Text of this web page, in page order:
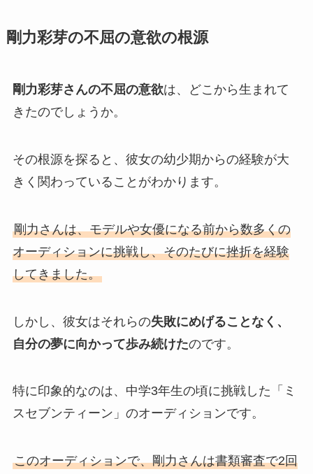
剛力彩芽の不屈の意欲の根源
剛力彩芽さんの不屈の意欲は、どこから生まれて
きたのでしょうか。
その根源を探ると、彼女の幼少期からの経験が大
きく関わっていることがわかります。
剛力さんは、モデルや女優になる前から数多くの
オーディションに挑戦し、そのたびに挫折を経験
してきました。
しかし、彼女はそれらの失敗にめげることなく、
自分の夢に向かって歩み続けたのです。
特に印象的なのは、中学3年生の頃に挑戦した「ミ
スセブンティーン」のオーディションです。
このオーディションで、剛力さんは書類審査で2回